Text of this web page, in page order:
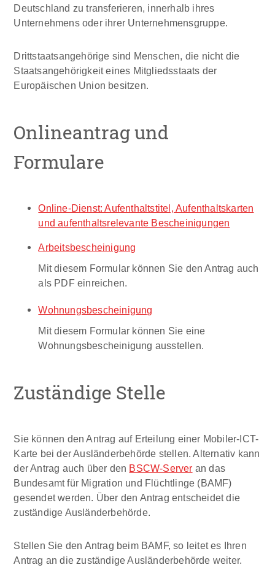
Deutschland zu transferieren, innerhalb ihres
Unternehmens oder ihrer Unternehmensgruppe.
Drittstaatsangehörige sind Menschen, die nicht die
Staatsangehörigkeit eines Mitgliedsstaats der
Europäischen Union besitzen.
Onlineantrag und
Formulare
Online-Dienst: Aufenthaltstitel, Aufenthaltskarten
und aufenthaltsrelevante Bescheinigungen
Arbeitsbescheinigung
Mit diesem Formular können Sie den Antrag auch
als PDF einreichen.
Wohnungsbescheinigung
Mit diesem Formular können Sie eine
Wohnungsbescheinigung ausstellen.
Zuständige Stelle
Sie können den Antrag auf Erteilung einer Mobiler-ICT-
Karte bei der Ausländerbehörde stellen.Alternativ kann
der Antrag auch über den BSCW-Server an das
Bundesamt für Migration und Flüchtlinge (BAMF)
gesendet werden. Über den Antrag entscheidet die
zuständige Ausländerbehörde.
Stellen Sie den Antrag beim BAMF, so leitet es Ihren
Antrag an die zuständige Ausländerbehörde weiter.